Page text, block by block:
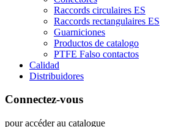
Raccords circulaires ES
Raccords rectangulaires ES
Guarniciones
Productos de catalogo
PTFE Falso contactos
Calidad
Distribuidores
Connectez-vous
pour accéder au catalogue